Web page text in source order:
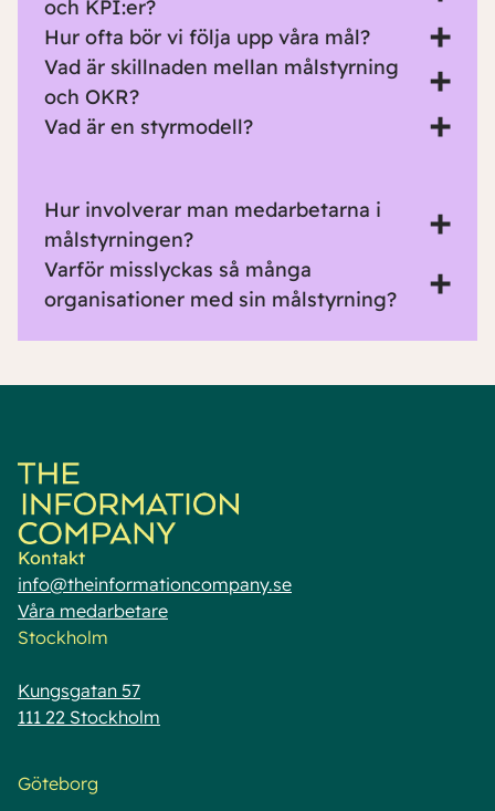
och KPI:er?
Hur ofta bör vi följa upp våra mål?
Vad är skillnaden mellan målstyrning
och OKR?
Vad är en styrmodell?
verkliga”
Hur involverar man medarbetarna i
målstyrningen?
Varför misslyckas så många
organisationer med sin målstyrning?
Kontakt
info@theinformationcompany.se
Våra medarbetare
Stockholm
Kungsgatan 57
111 22 Stockholm
Göteborg